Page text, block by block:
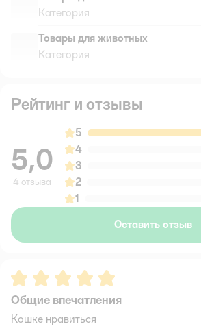
Категория
Товары для животных
Категория
Рейтинг и отзывы
5,0
4 отзыва
5
4
3
2
1
Оставить отзыв
Рейтинг:5
Общие впечатления
Кошке нравиться